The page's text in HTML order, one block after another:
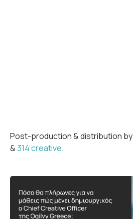
Post-production & distribution by
&314 creative.